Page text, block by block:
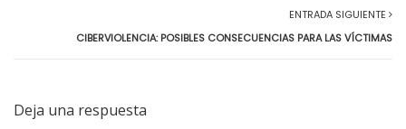
ENTRADA SIGUIENTE
CIBERVIOLENCIA: POSIBLES CONSECUENCIAS PARA LAS VÍCTIMAS
Deja una respuesta